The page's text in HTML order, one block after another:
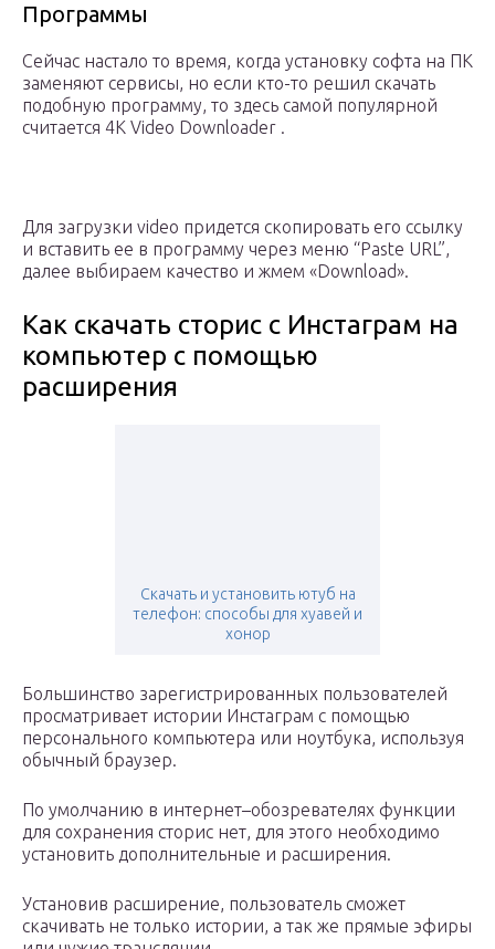
Программы
Сейчас настало то время, когда установку софта на ПК
заменяют сервисы, но если кто-то решил скачать
подобную программу, то здесь самой популярной
считается 4K Video Downloader .
Для загрузки video придется скопировать его ссылку
и вставить ее в программу через меню “Paste URL”,
далее выбираем качество и жмем «Download».
Как скачать сторис с Инстаграм на
компьютер с помощью
расширения
Скачать и установить ютуб на
телефон: способы для хуавей и
хонор
Большинство зарегистрированных пользователей
просматривает истории Инстаграм с помощью
персонального компьютера или ноутбука, используя
обычный браузер.
По умолчанию в интернет–обозревателях функции
для сохранения сторис нет, для этого необходимо
установить дополнительные и расширения.
Установив расширение, пользователь сможет
скачивать не только истории, а так же прямые эфиры